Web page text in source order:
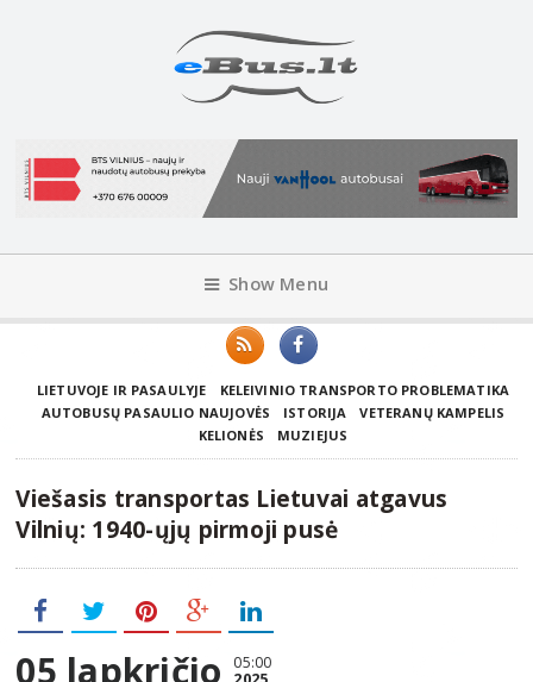
Show Menu
LIETUVOJE IR PASAULYJE
KELEIVINIO TRANSPORTO PROBLEMATIKA
AUTOBUSŲ PASAULIO NAUJOVĖS
ISTORIJA
VETERANŲ KAMPELIS
KELIONĖS
MUZIEJUS
Viešasis transportas Lietuvai atgavus
Vilnių: 1940-ųjų pirmoji pusė
05 lapkričio 05:00